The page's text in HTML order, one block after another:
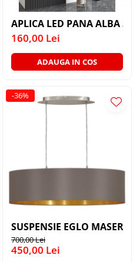
CERCURI - AURIU
160,00 Lei
ADAUGA IN COS
40W/230V
-36%
SUSPENSIE EGLO
700,00 Lei
450,00 Lei